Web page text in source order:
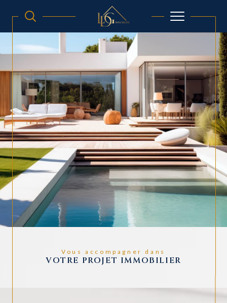
Vous accompagner dans
VOTRE PROJET IMMOBILIER